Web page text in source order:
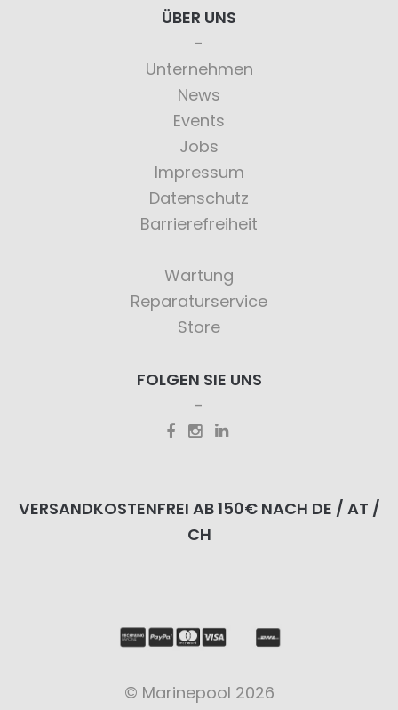
ÜBER UNS
Unternehmen
News
Events
Jobs
Impressum
Datenschutz
Barrierefreiheit
Wartung
Reparaturservice
Store
FOLGEN SIE UNS
VERSANDKOSTENFREI AB 150€ NACH DE / AT /
CH
© Marinepool 2026